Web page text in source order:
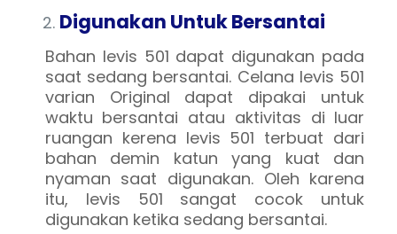
Digunakan Untuk Bersantai
Bahan levis 501 dapat digunakan pada
saat sedang bersantai. Celana levis 501
varian Original dapat dipakai untuk
waktu bersantai atau aktivitas di luar
ruangan kerena levis 501 terbuat dari
bahan demin katun yang kuat dan
nyaman saat digunakan. Oleh karena
itu, levis 501 sangat cocok untuk
digunakan ketika sedang bersantai.